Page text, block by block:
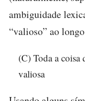
ambiguidade
“valioso” ao
(C) Toda a coisa
valiosa